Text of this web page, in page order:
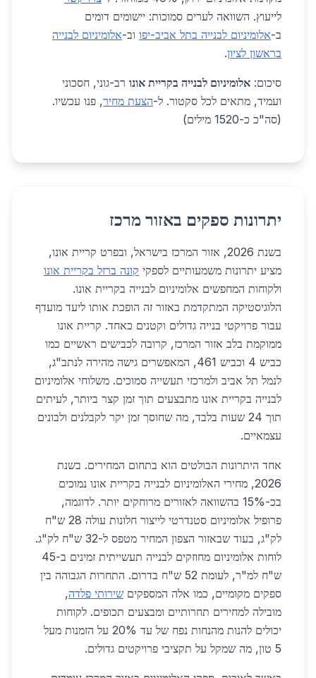
לייעוץ. השוואה לערים סמוכות: יישומים דומים
ב-אלומיניום לבנייה בתל אביב-יפו וב-אלומיניום לבנייה
בראשון לציון.
סיכום: אלומיניום לבנייה בקריית אונו רב-גוני, חסכוני
ועמיד, מתאים לכל סקטור. ל-הצעת מחיר, פנו עכשיו.
(סה"כ כ-1520 מילים)
יתרונות ספקים באזור מרכז
בשנת 2026, אזור המרכז בישראל, ובפרט קריית אונו,
מציע יתרונות משמעותיים לספקי קונה ברזל בקריית אונו
ולקוחות המחפשים אלומיניום לבנייה בקריית אונו.
הלוגיסטיקה המתקדמת באזור זה הופכת אותו ליעד מועדף
עבור פרויקטי בנייה גדולים וקטנים כאחד. קריית אונו
ממוקמת בלב אזור המרכז, קרובה לכבישים ראשיים כמו
כביש 4 וכביש 461, המאפשרים גישה מהירה לנתב"ג,
לנמל תל אביב ולמרכזי תעשייה סמוכים. משלוחי אלומיניום
לבנייה בקריית אונו מתבצעים תוך זמן קצר ביותר, לעיתים
תוך 24 שעות בלבד, מה שחוסך זמן יקר לקבלנים ולבונים
עצמאיים.
אחד היתרונות הבולטים הוא בתחום המחירים. בשנת
2026, מחירי האלומיניום לבנייה בקריית אונו נמוכים
בכ-15% בהשוואה לאזורים מרוחקים יותר. לדוגמה,
פרופיל אלומיניום סטנדרטי לייצור חלונות עולה 28 ש"ח
לק"ג, בעוד שבאזור הצפון המחיר מטפס ל-32 ש"ח לק"ג.
לוחות אלומיניום מחוזקים לבנייה תעשייתית זמינים ב-45
ש"ח למ"ר, לעומת 52 ש"ח בדרום. התחרות הגבוהה בין
ספקים מקומיים, כמו אלה המספקים שירותי פלדה,
מובילה למחירים תחרותיים ומבצעים תכופים. לקוחות
יכולים להנות מהנחות נפח של עד 20% על הזמנות מעל
5 טון, מה שמקל על תקציבי פרויקטים גדולים.